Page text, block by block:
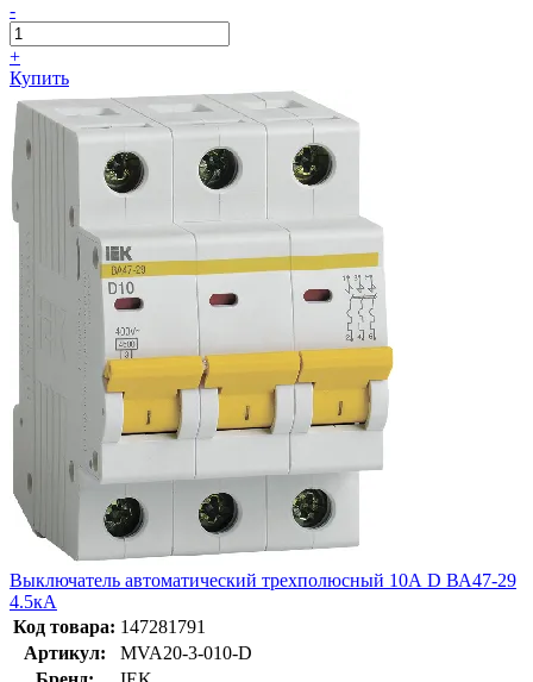
-
+
Купить
Выключатель автоматический трехполюсный 10А D ВА47-29
4.5кА
Код товара: 147281791
Артикул:
MVA20-3-010-D